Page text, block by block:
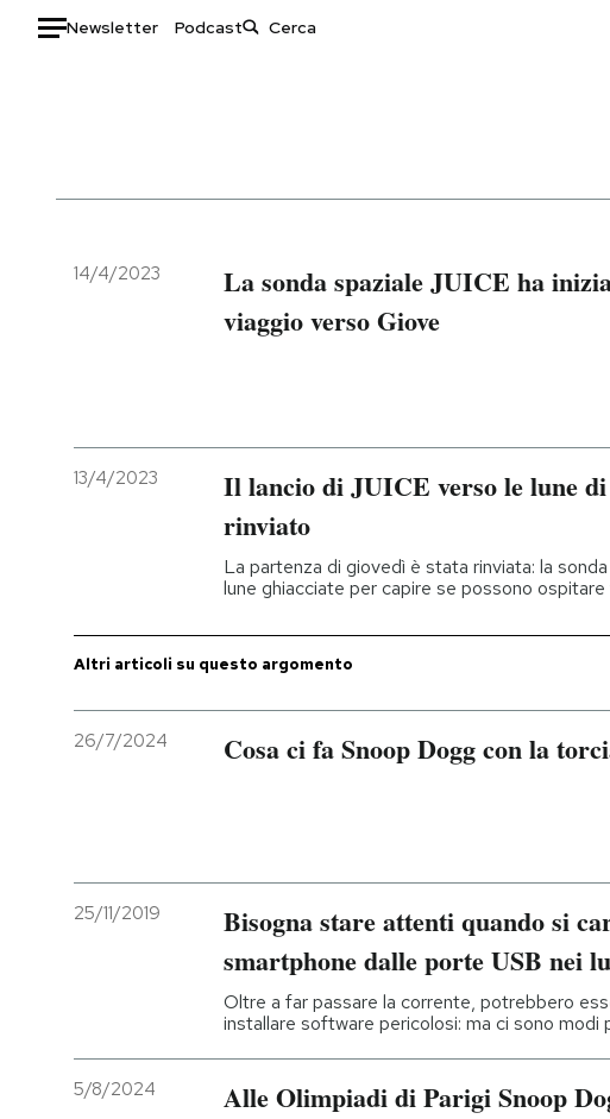
Newsletter Podcast
Italia
Politica
Sport
Moda
Storie/Idee
Ok Boomer!
Mondiali calcio 2026
NEWSLETTER
I MIEI PREFERITI
AREA PERSONALE
14/4/2023
La sonda spaziale JUICE ha
viaggio verso Giove
13/4/2023
Il lancio di JUICE verso le lune di
rinviato
La partenza di giovedì è stata rinviata: la
lune ghiacciate per capire se possono
Altri articoli su questo argomento
26/7/2024 Cosa ci fa Snoop Dogg con la
25/11/2019
Bisogna stare attenti quando si
smartphone dalle porte USB nei
Oltre a far passare la corrente, potrebbero
installare software pericolosi: ma ci sono modi
5/8/2024 Alle Olimpiadi di Parigi Snoop